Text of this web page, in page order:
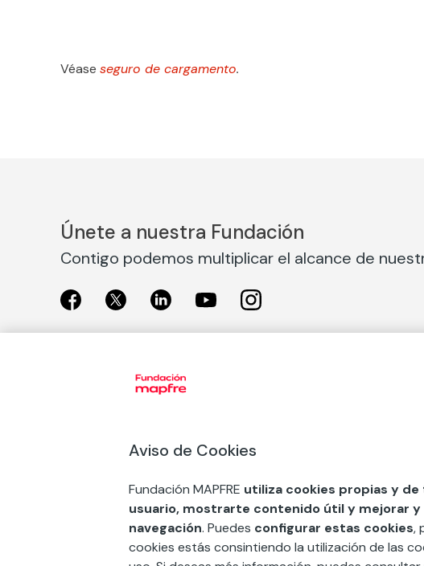
Véase seguro de cargamento.
Únete a nuestra Fundación
Contigo podemos multiplicar el alcance de
Exposiciones en Barcelona
COMPRAR ENTRADA
Premios y ayudas
FSE+
Aviso de Cookies
Fundación MAPFRE utiliza cookies propias y
usuario, mostrarte contenido útil y mejorar
navegación. Puedes configurar estas cookies,
cookies estás consintiendo la utilización de las